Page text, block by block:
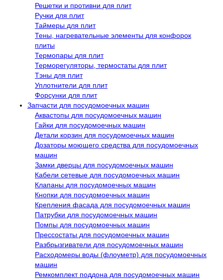
Решетки и противни для плит
Ручки для плит
Таймеры для плит
Тены, нагревательные элементы для конфорок
плиты
Термопары для плит
Терморегуляторы, термостаты для плит
Тэны для плит
Уплотнители для плит
Форсунки для плит
Запчасти для посудомоечных машин
Аквастопы для посудомоечных машин
Гайки для посудомоечных машин
Детали корзин для посудомоечных машин
Дозаторы моющего средства для посудомоечных
машин
Замки дверцы для посудомоечных машин
Кабели сетевые для посудомоечных машин
Клапаны для посудомоечных машин
Кнопки для посудомоечных машин
Крепления фасада для посудомоечных машин
Патрубки для посудомоечных машин
Помпы для посудомоечных машин
Прессостаты для посудомоечных машин
Разбрызгиватели для посудомоечных машин
Расходомеры воды (флоуметр) для посудомоечных
машин
Ремкомплект поддона для посудомоечных машин